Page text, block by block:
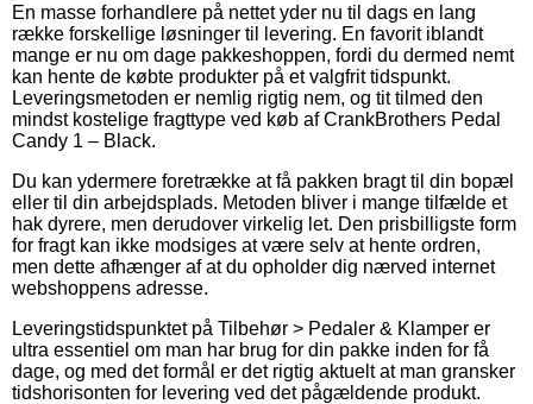
En masse forhandlere på nettet yder nu til dags en lang
række forskellige løsninger til levering. En favorit iblandt
mange er nu om dage pakkeshoppen, fordi du dermed nemt
kan hente de købte produkter på et valgfrit tidspunkt.
Leveringsmetoden er nemlig rigtig nem, og tit tilmed den
mindst kostelige fragttype ved køb af CrankBrothers Pedal
Candy 1 – Black.
Du kan ydermere foretrække at få pakken bragt til din bopæl
eller til din arbejdsplads. Metoden bliver i mange tilfælde et
hak dyrere, men derudover virkelig let. Den prisbilligste form
for fragt kan ikke modsiges at være selv at hente ordren,
men dette afhænger af at du opholder dig nærved internet
webshoppens adresse.
Leveringstidspunktet på Tilbehør > Pedaler & Klamper er
ultra essentiel om man har brug for din pakke inden for få
dage, og med det formål er det rigtig aktuelt at man gransker
tidshorisonten for levering ved det pågældende produkt.